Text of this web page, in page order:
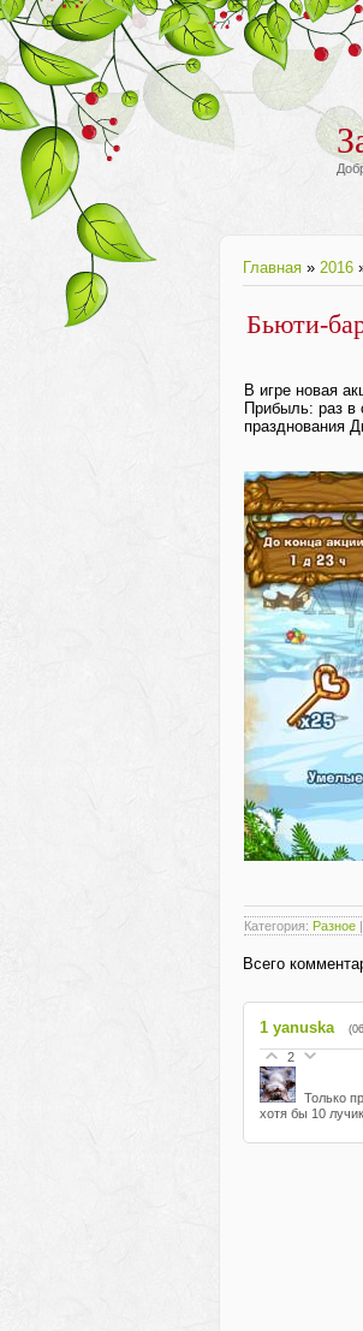
Главная » 2016
Бьюти-
В игре новая
Прибыль: раз в
празднования
Категория: Разное |
Всего
1 yanuska
2
Только
хотя бы 10